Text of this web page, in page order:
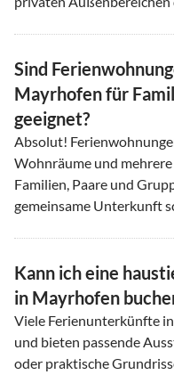
Sind
Mayrhofen für
geeignet?
Absolut!
Wohnräume und
Familien, Paare und
gemeinsame Unterkunft
Kann ich eine
in Mayrhofen
Viele Ferienunterkünfte
und bieten passende
oder praktische